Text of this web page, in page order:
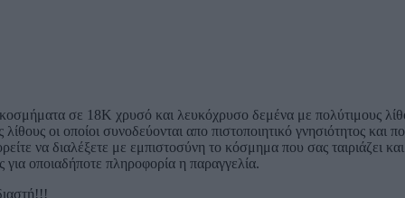
σε 18Κ χρυσό και λευκόχρυσο δεμένα με πολύτιμους
οι οποίοι συνοδεύονται απο πιστοποιητικό γνησιότητος
να διαλέξετε με εμπιστοσύνη το κόσμημα που σας ταιριάζει
για οποιαδήποτε πληροφορία η παραγγελία.